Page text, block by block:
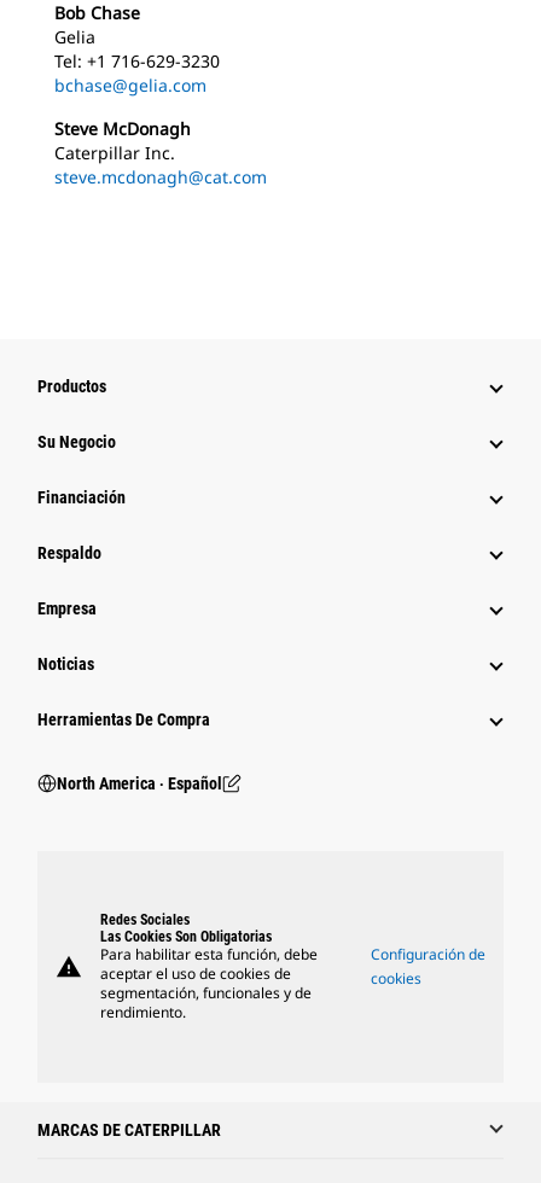
Bob Chase
Gelia
Tel: +1 716-629-3230
bchase@gelia.com
Steve McDonagh
Caterpillar Inc.
steve.mcdonagh@cat.com
Productos
Su Negocio
Financiación
Respaldo
Empresa
Noticias
Herramientas De Compra
North America ‧ Español
warning
Redes Sociales
Las Cookies Son Obligatorias
Para habilitar esta función, debe
aceptar el uso de cookies de
segmentación, funcionales y de
rendimiento.
Configuración de
cookies
MARCAS DE CATERPILLAR